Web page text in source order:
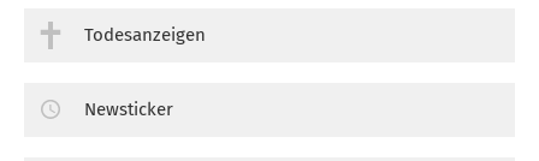
Todesanzeigen
Newsticker